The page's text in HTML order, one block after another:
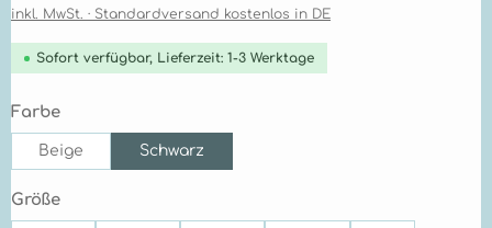
inkl. MwSt. · Standardversand kostenlos in DE
Sofort verfügbar, Lieferzeit: 1-3 Werktage
Farbeauswählen
Beige Schwarz
Größeauswählen